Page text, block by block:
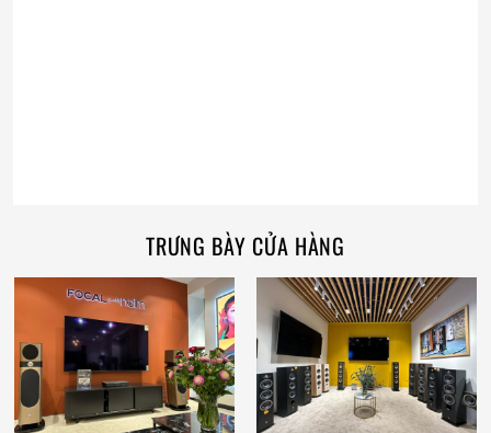
TRƯNG BÀY CỬA HÀNG